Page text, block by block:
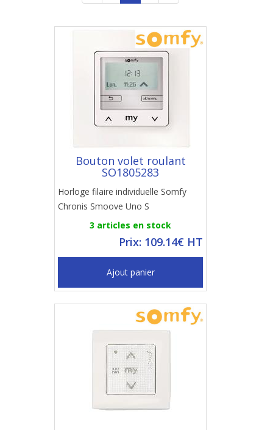
Bouton volet roulant
SO1805283
Horloge filaire individuelle Somfy
Chronis Smoove Uno S
3 articles en stock
Prix: 109.14€ HT
Ajout panier